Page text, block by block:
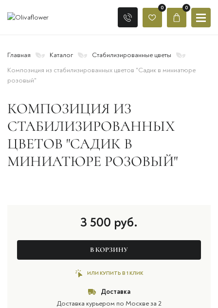
0 0
Главная Каталог
Стабилизированные цветы
Композиция из стабилизированных цветов "Садик в миниатюре
розовый"
КОМПОЗИЦИЯ ИЗ
СТАБИЛИЗИРОВАННЫХ
ЦВЕТОВ "САДИК В
МИНИАТЮРЕ РОЗОВЫЙ"
3 500 руб.
В КОРЗИНУ
ИЛИ КУПИТЬ В 1 КЛИК
Доставка
Доставка курьером по Москве за 2